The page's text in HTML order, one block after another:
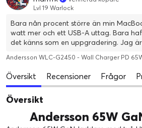
Lvl 19 Warlock
Bara nån procent större än min
watt mer och ett USB-A uttag. Bara
det känns som en uppgradering. Jag
dåliga upplevelser (läs: skräp från
de steppat up kvalitén på sistone.
Andersson WLC-G2450 - Wall Charger PD
Översikt Recensioner Frågor
Översikt
Andersson 65W